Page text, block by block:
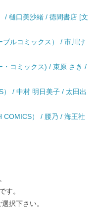
/ 樋口美沙緒 / 徳間書店 [文
ルコミックス） / 市川け
コミックス) / 束原 さき /
/ 中村 明日美子 / 太田出
COMICS） / 腰乃 / 海王社
す。
択下さい。